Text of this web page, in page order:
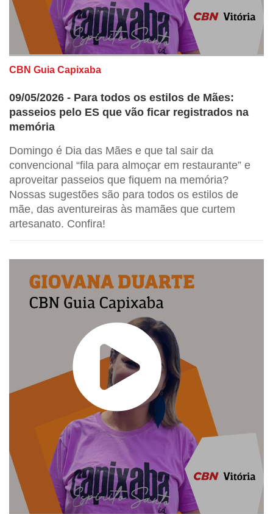
CBN Guia Capixaba
09/05/2026 - Para todos os estilos de Mães:
passeios pelo ES que vão ficar registrados na
memória
Domingo é Dia das Mães e que tal sair da
convencional “fila para almoçar em restaurante” e
aproveitar passeios que fiquem na memória?
Nossas sugestões são para todos os estilos de
mãe, das aventureiras às mamães que curtem
artesanato. Confira!